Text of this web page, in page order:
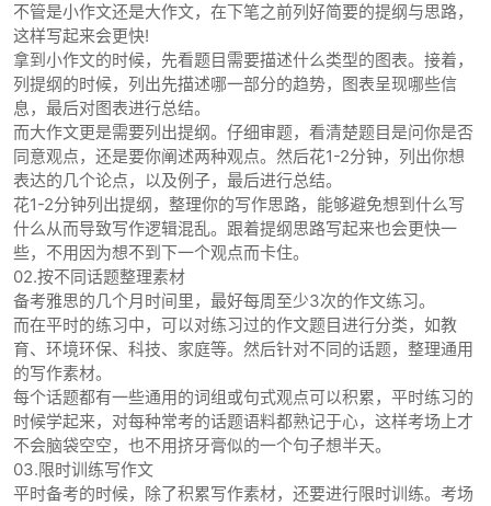
不管是小作文还是大作文，在下笔之前列好简要的提纲与思路，
这样写起来会更快!
拿到小作文的时候，先看题目需要描述什么类型的图表。接着，
列提纲的时候，列出先描述哪一部分的趋势，图表呈现哪些信
息，最后对图表进行总结。
而大作文更是需要列出提纲。仔细审题，看清楚题目是问你是否
同意观点，还是要你阐述两种观点。然后花1-2分钟，列出你想
表达的几个论点，以及例子，最后进行总结。
花1-2分钟列出提纲，整理你的写作思路，能够避免想到什么写
什么从而导致写作逻辑混乱。跟着提纲思路写起来也会更快一
些，不用因为想不到下一个观点而卡住。
02.按不同话题整理素材
备考雅思的几个月时间里，最好每周至少3次的作文练习。
而在平时的练习中，可以对练习过的作文题目进行分类，如教
育、环境环保、科技、家庭等。然后针对不同的话题，整理通用
的写作素材。
每个话题都有一些通用的词组或句式观点可以积累，平时练习的
时候学起来，对每种常考的话题语料都熟记于心，这样考场上才
不会脑袋空空，也不用挤牙膏似的一个句子想半天。
03.限时训练写作文
平时备考的时候，除了积累写作素材，还要进行限时训练。考场